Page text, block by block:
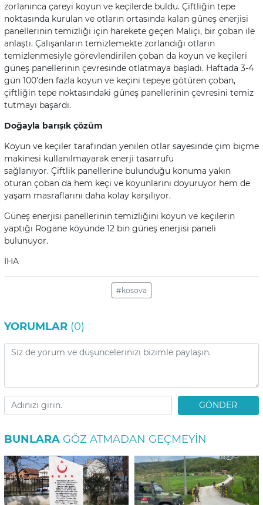
zorlanınca çareyi koyun ve keçilerde buldu. Çiftliğin tepe
noktasında kurulan ve otların ortasında kalan güneş enerjisi
panellerinin temizliği için harekete geçen Maliçi, bir çoban ile
anlaştı. Çalışanların temizlemekte zorlandığı otların
temizlenmesiyle görevlendirilen çoban da koyun ve keçileri
güneş panellerinin çevresinde otlatmaya başladı. Haftada 3-4
gün 100’den fazla koyun ve keçini tepeye götüren çoban,
çiftliğin tepe noktasındaki güneş panellerinin çevresini temiz
tutmayı başardı.
Doğayla barışık çözüm
Koyun ve keçiler tarafından yenilen otlar sayesinde çim biçme
makinesi kullanılmayarak enerji tasarrufu
sağlanıyor. Çiftlik panellerine bulunduğu konuma yakın
oturan çoban da hem keçi ve koyunlarını doyuruyor hem de
yaşam masraflarını daha kolay karşılıyor.
Güneş enerjisi panellerinin temizliğini koyun ve keçilerin
yaptığı Rogane köyünde 12 bin güneş enerjisi paneli
bulunuyor.
İHA
#kosova
YORUMLAR (0)
GÖNDER
BUNLARA GÖZ ATMADAN GEÇMEYIN